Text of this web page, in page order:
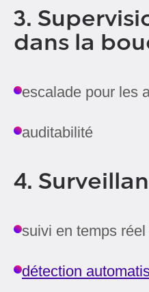
3.
dans la
escalade pour les
auditabilité
4.
suivi en temps
détection